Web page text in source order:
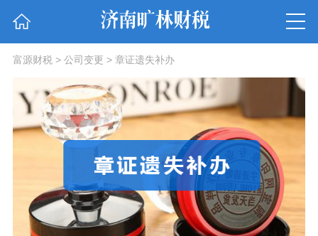
富源财税 > 公司变更 > 章证遗失补办